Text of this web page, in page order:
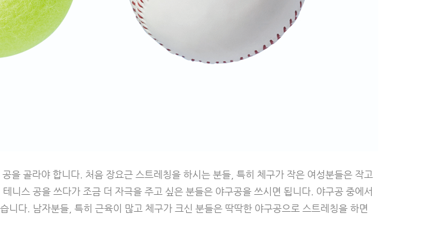
을 골라야 합니다. 처음 장요근 스트레칭을 하시는 분들, 특히 체구가 작은 여성분들은 작고
니스 공을 쓰다가 조금 더 자극을 주고 싶은 분들은 야구공을 쓰시면 됩니다. 야구공 중에서
니다. 남자분들, 특히 근육이 많고 체구가 크신 분들은 딱딱한 야구공으로 스트레칭을 하면